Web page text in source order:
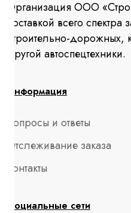
Организация ООО
поставкой всего спектра
строительно-дорожных,
другой автоспецтехники.
Информация
Вопросы и ответы
Отслеживание заказа
Контакты
Социальные сети